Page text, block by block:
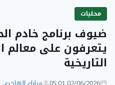
محليات
ضيوف برنامج خادم
يتعرفون على معالم
التاريخية